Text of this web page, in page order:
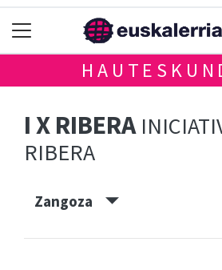
I X RIBERA
RIBERA
Zangoza